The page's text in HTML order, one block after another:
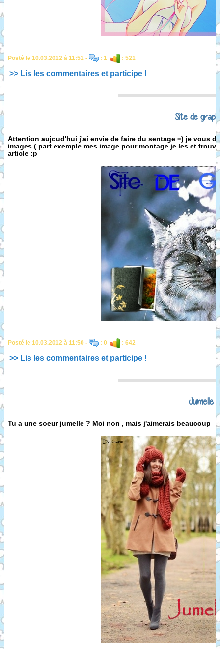
Posté le 10.03.2012 à 11:51 - : 1 : 521
>> Lis les commentaires et participe !
Site de
Attention aujoud'hui j'ai envie de faire du sentage =) je vous
images ( part exemple mes image pour montage je les et
article :p
Posté le 10.03.2012 à 11:50 - : 0 : 642
>> Lis les commentaires et participe !
Jumelle ?
Tu a une soeur jumelle ? Moi non , mais j'aimerais beaucoup